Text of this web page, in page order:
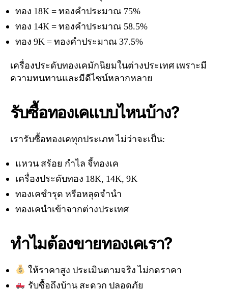
ทอง 18K = ทองคำประมาณ 75%
ทอง 14K = ทองคำประมาณ 58.5%
ทอง 9K = ทองคำประมาณ 37.5%
เครื่องประดับทองเคมักนิยมในต่างประเทศ เพราะมี
ความทนทานและมีดีไซน์หลากหลาย
รับซื้อทองเคแบบไหนบ้าง?
เรารับซื้อทองเคทุกประเภท ไม่ว่าจะเป็น:
แหวน สร้อย กำไล จี้ทองเค
เครื่องประดับทอง 18K, 14K, 9K
ทองเคชำรุด หรือหลุดจำนำ
ทองเคนำเข้าจากต่างประเทศ
ทำไมต้องขายทองเคเรา?
ให้ราคาสูง ประเมินตามจริง ไม่กดราคา
รับซื้อถึงบ้าน สะดวก ปลอดภัย